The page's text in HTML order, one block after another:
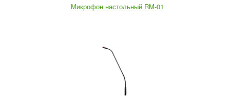
Микрофон настольный RM-01